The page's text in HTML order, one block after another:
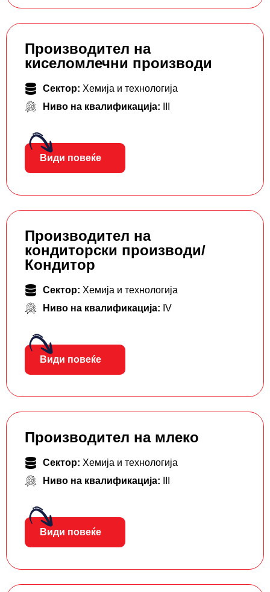
Производител на
киселомлечни производи
Сектор: Хемија и технологија
Ниво на квалификација:
Види повеќе
Производител на
кондиторски производи/
Кондитор
Сектор: Хемија и технологија
Ниво на квалификација: IV
Види повеќе
Производител на млеко
Сектор: Хемија и технологија
Ниво на квалификација:
Види повеќе